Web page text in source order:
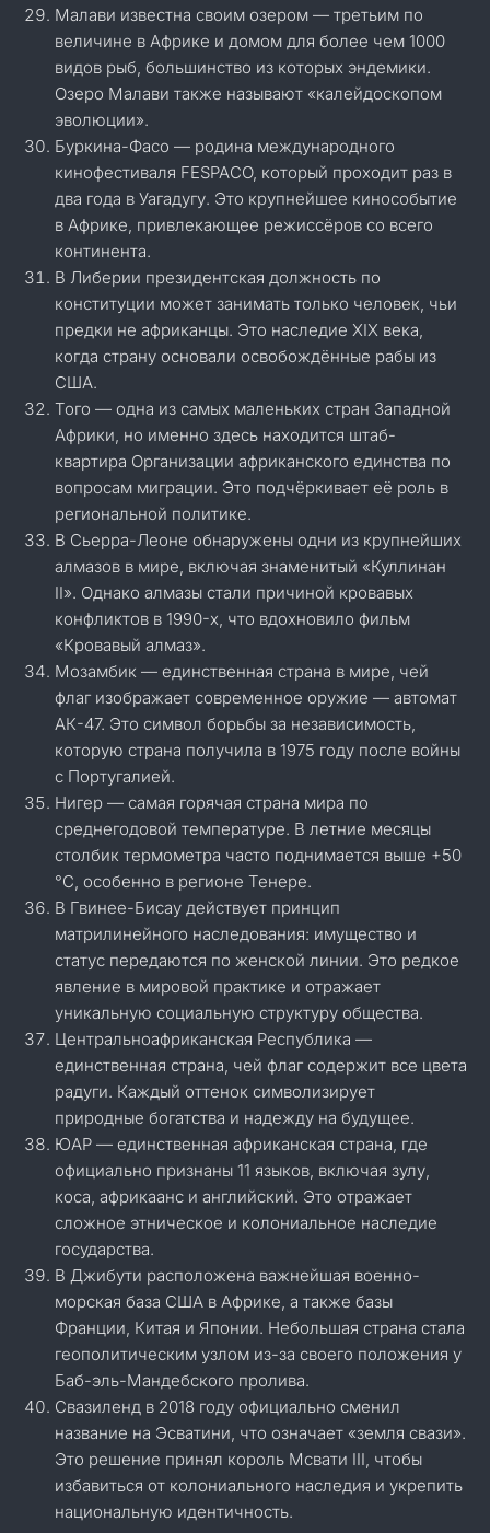
Малави известна своим озером — третьим по
величине в Африке и домом для более чем 1000
видов рыб, большинство из которых эндемики.
Озеро Малави также называют «калейдоскопом
эволюции».
Буркина-Фасо — родина международного
кинофестиваля FESPACO, который проходит раз в
два года в Уагадугу. Это крупнейшее кинособытие
в Африке, привлекающее режиссёров со всего
континента.
В Либерии президентская должность по
конституции может занимать только человек, чьи
предки не африканцы. Это наследие XIX века,
когда страну основали освобождённые рабы из
США.
Того — одна из самых маленьких стран Западной
Африки, но именно здесь находится штаб-
квартира Организации африканского единства по
вопросам миграции. Это подчёркивает её роль в
региональной политике.
В Сьерра-Леоне обнаружены одни из крупнейших
алмазов в мире, включая знаменитый «Куллинан
II». Однако алмазы стали причиной кровавых
конфликтов в 1990-х, что вдохновило фильм
«Кровавый алмаз».
Мозамбик — единственная страна в мире, чей
флаг изображает современное оружие — автомат
АК-47. Это символ борьбы за независимость,
которую страна получила в 1975 году после войны
с Португалией.
Нигер — самая горячая страна мира по
среднегодовой температуре. В летние месяцы
столбик термометра часто поднимается выше +50
°C, особенно в регионе Тенере.
В Гвинее-Бисау действует принцип
матрилинейного наследования: имущество и
статус передаются по женской линии. Это редкое
явление в мировой практике и отражает
уникальную социальную структуру общества.
Центральноафриканская Республика —
единственная страна, чей флаг содержит все цвета
радуги. Каждый оттенок символизирует
природные богатства и надежду на будущее.
ЮАР — единственная африканская страна, где
официально признаны 11 языков, включая зулу,
коса, африкаанс и английский. Это отражает
сложное этническое и колониальное наследие
государства.
В Джибути расположена важнейшая военно-
морская база США в Африке, а также базы
Франции, Китая и Японии. Небольшая страна стала
геополитическим узлом из-за своего положения у
Баб-эль-Мандебского пролива.
Свазиленд в 2018 году официально сменил
название на Эсватини, что означает «земля свази».
Это решение принял король Мсвати III, чтобы
избавиться от колониального наследия и укрепить
национальную идентичность.